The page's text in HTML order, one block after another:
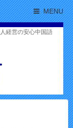
MENU
経営の安心中国語